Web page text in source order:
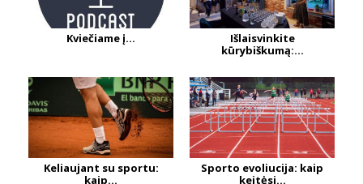
Kviečiame į...
Išlaisvinkite
kūrybiškumą:...
Keliaujant su sportu:
kaip...
Sporto evoliucija: kaip
keitėsi...